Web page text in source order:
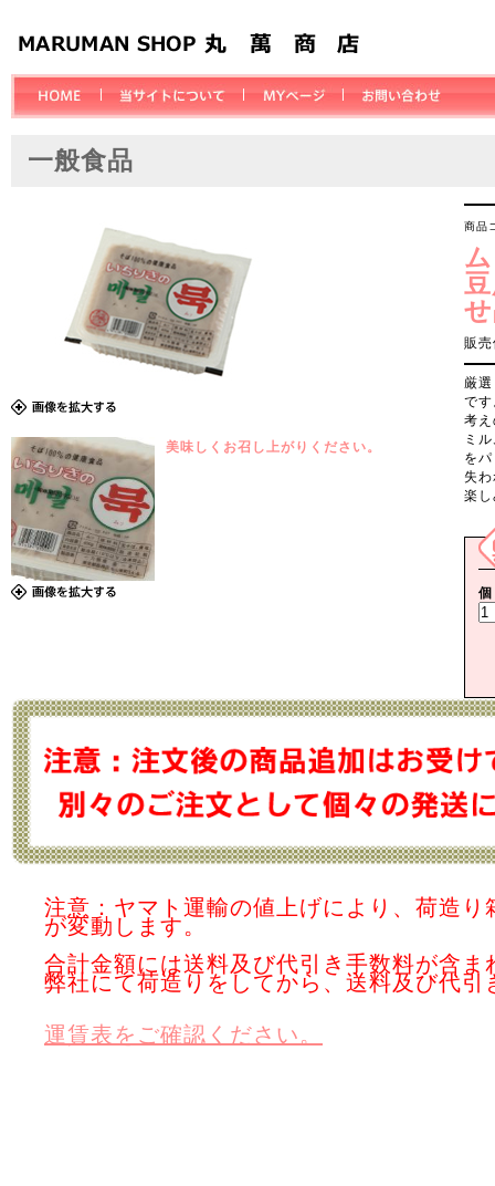
一般食品
美味しくお召し上がりください。
商品
販
厳
で
考
ミ
を
失
楽
注意：ヤマト運輸の値上げにより、荷造
が変動します。
合計金額には送料及び代引き手数料が含ま
弊社にて荷造りをしてから、送料及び代
運賃表をご確認ください。